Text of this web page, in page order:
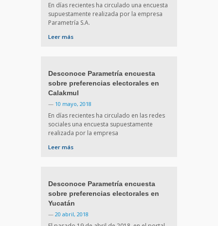
En días recientes ha circulado una encuesta
supuestamente realizada por la empresa
Parametría S.A.
Leer más
Desconoce Parametría encuesta
sobre preferencias electorales en
Calakmul
— 10 mayo, 2018
En días recientes ha circulado en las redes
sociales una encuesta supuestamente
realizada por la empresa
Leer más
Desconoce Parametría encuesta
sobre preferencias electorales en
Yucatán
— 20 abril, 2018